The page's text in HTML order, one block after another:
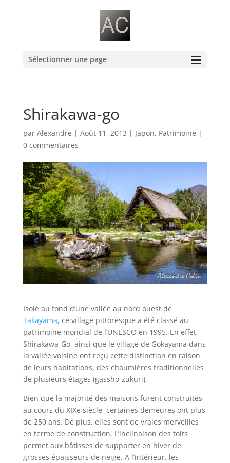
Sélectionner une page
Shirakawa-go
par Alexandre | Août 11, 2013 | Japon, Patrimoine |
0 commentaires
Isolé au fond d’une vallée au nord ouest de
Takayama, ce village pittoresque a été classé au
patrimoine mondial de l’UNESCO en 1995. En effet,
Shirakawa-Go, ainsi que le village de Gokayama dans
la vallée voisine ont reçu cette distinction en raison
de leurs habitations, des chaumières traditionnelles
de plusieurs étages (gassho-zukuri).
Bien que la majorité des maisons furent construites
au cours du XIXe siècle, certaines demeures ont plus
de 250 ans. De plus, elles sont de vraies merveilles
en terme de construction. L’inclinaison des toits
permet aux bâtisses de supporter en hiver de
grosses épaisseurs de neige. A l’intérieur, les